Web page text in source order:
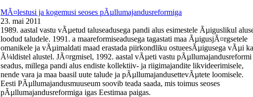
MÃ¤lestusi ja kogemusi seoses pÃµllumajandusreformiga
23. mai 2011
1989. aastal vastu vÃµetud taluseadusega pandi alus esimestele Ãµiguslikul
loodud taludele. 1991. a maareformiseadusega tagastati maa ÃµigusjÃ¤rgsetele
omanikele ja vÃµimaldati maad erastada piirkondliku ostueesÃµigusega vÃµi ka
Ã¼ldistel alustel. JÃ¤rgmisel, 1992. aastal vÃµeti vastu pÃµllumajandusreformi
seadus, millega pandi alus endiste kollektiiv- ja riigimajandite likvideerimisele,
nende vara ja maa baasil uute talude ja pÃµllumajandusettevÃµtete loomisele.
Eesti PÃµllumajandusmuuseum soovib teada saada, mis toimus seoses
pÃµllumajandusreformiga igas Eestimaa paigas.